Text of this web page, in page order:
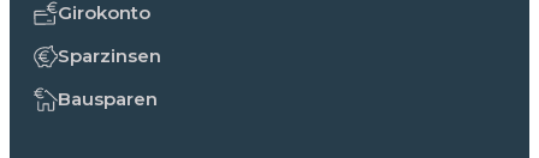
Girokonto
Sparzinsen
Bausparen